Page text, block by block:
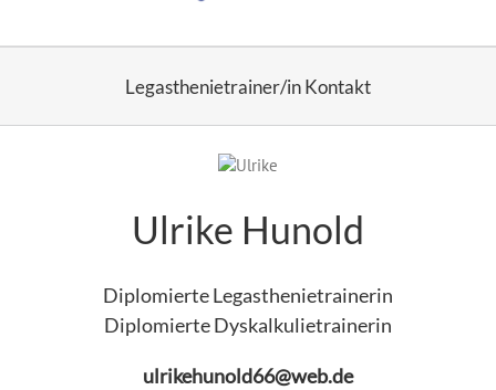
Legasthenietrainer/in Kontakt
Ulrike Hunold
Diplomierte Legasthenietrainerin
Diplomierte Dyskalkulietrainerin
ulrikehunold66@web.de